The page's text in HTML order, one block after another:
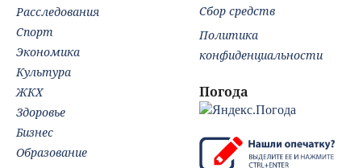
Расследования
Спорт
Экономика
Культура
ЖКХ
Здоровье
Бизнес
Образование
Сбор средств
Политика
конфиденциальности
Погода